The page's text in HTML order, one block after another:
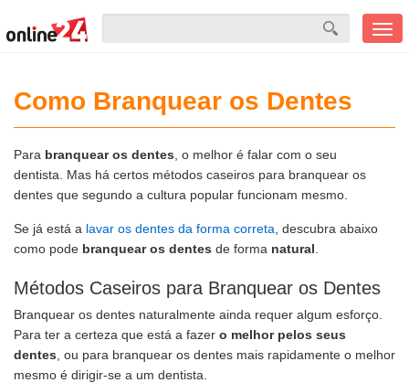
Como Branquear os Dentes
Para branquear os dentes , o melhor é falar com o seu
dentista. Mas há certos métodos caseiros para branquear os
dentes que segundo a cultura popular funcionam mesmo.
Se já está a lavar os dentes da forma correta , descubra abaixo
como pode branquear os dentes de forma natural
Métodos Caseiros para Branquear os Dentes
Branquear os dentes naturalmente ainda requer algum esforço.
Para ter a certeza que está a fazer o melhor pelos seus
dentes , ou para branquear os dentes mais rapidamente o melhor
mesmo é dirigir-se a um dentista.